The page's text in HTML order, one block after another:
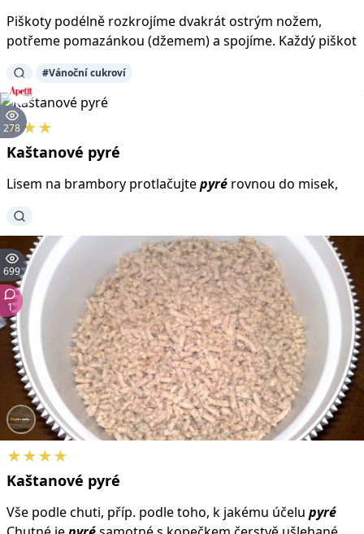
Piškoty podélně rozkrojíme dvakrát ostrým nožem,
potřeme pomazánkou (džemem) a spojíme. Každý piškot
#Vánoční cukroví
278
★★★
Kaštanové pyré
Lisem na brambory protlačujtepyré rovnou do misek,
699
1
★★★★
Kaštanové pyré
Vše podle chuti, příp. podle toho, k jakému účelu pyré